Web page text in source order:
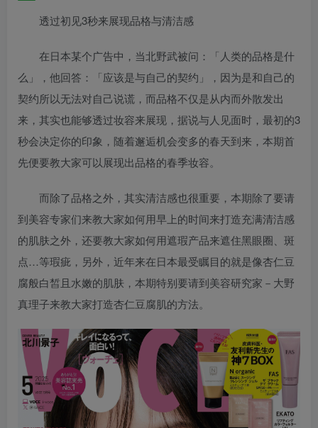
透过初见3秒来展现品格与清洁感
在日本某个广告中，当北野武被问：「人类的品格是什
么」，他回答：「应该是与自己的契约」，因为是和自己的
契约所以无法对自己说谎，而品格不仅是从内而外散发出
来，其实也能够透过妆容来展现，据说与人见面时，最初的3
秒会决定你的印象，随着邂逅机会变多的春天到来，本期首
先便要教大家可以展现出品格的春季妆容。
而除了品格之外，其实清洁感也很重要，本期除了要请
到美容专家们来教大家如何用早上的时间来打造充满清洁感
的肌肤之外，还要教大家如何用遮瑕产品来遮住黑眼圈、斑
点…等瑕疵，另外，近年来在日本最受瞩目的就是像杏仁豆
腐般白皙且水嫩的肌肤，本期特别要请到美容研究家－大野
真理子来教大家打造杏仁豆腐肌的方法。